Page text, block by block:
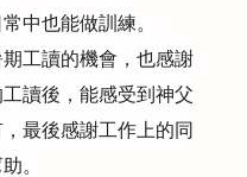
中也能做訓練。
工讀的機會，也感謝
讀後，能感受到神父
最後感謝工作上的同
。